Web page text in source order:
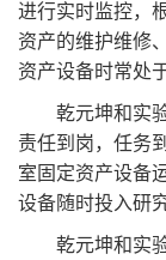
进行实时监控，
资产的维护维修
资产设备时常处
乾元坤和实
责任到岗，任务
室固定资产设备
设备随时投入研
乾元坤和实